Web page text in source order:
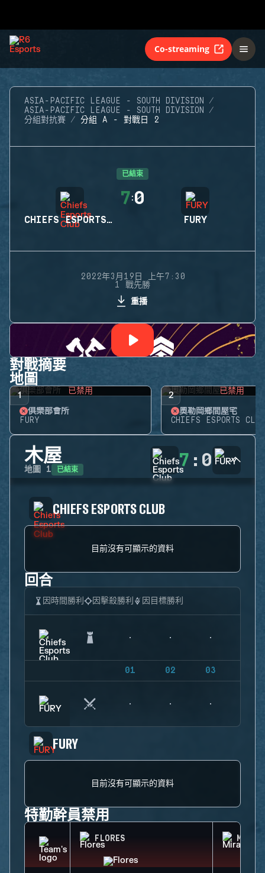
Co-streaming
ASIA-PACIFIC LEAGUE - SOUTH DIVISION
ASIA-PACIFIC LEAGUE - SOUTH DIVISION
分組對抗賽
分組 A - 對戰日 2
已結束
CHIEFS ESPORTS CLUB
7:0
FURY
2022年3月19日 上午7:30
1 戰先勝
重播
對戰摘要
地圖
1 已禁用
俱樂部會所
FURY
2 已禁用
奧勒岡鄉間屋宅
CHIEFS ESPORTS CLUB
木屋
地圖 1 已結束 7 : 0
CHIEFS ESPORTS CLUB
目前沒有可顯示的資料
回合
因時間勝利 因擊殺勝利 因目標勝利
01 02 03
FURY
目前沒有可顯示的資料
特勤幹員禁用
FLORES MIRA